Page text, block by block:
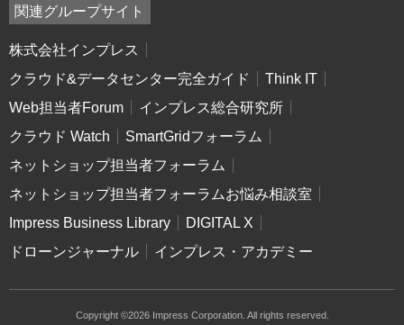
関連グループサイト
株式会社インプレス
クラウド&データセンター完全ガイド
Think IT
Web担当者Forum
インプレス総合研究所
クラウド Watch
SmartGridフォーラム
ネットショップ担当者フォーラム
ネットショップ担当者フォーラムお悩み相談室
Impress Business Library
DIGITAL X
ドローンジャーナル
インプレス・アカデミー
Copyright ©2026 Impress Corporation. All rights reserved.